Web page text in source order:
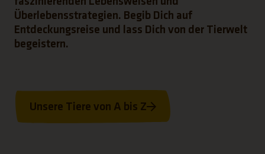
Überlebensstrategien. Begib Dich auf
Entdeckungsreise und lass Dich von der Tierwelt
begeistern.
Unsere Tiere von A bis Z